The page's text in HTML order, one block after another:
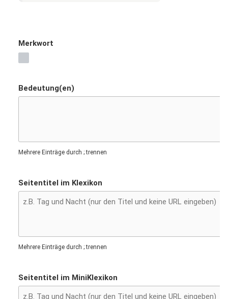
Merkwort
Bedeutung(en)
Mehrere Einträge durch ; trennen
Seitentitel im Klexikon
Mehrere Einträge durch ; trennen
Seitentitel im MiniKlexikon